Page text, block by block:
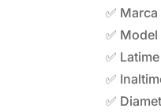
✅
✅
✅
✅
✅